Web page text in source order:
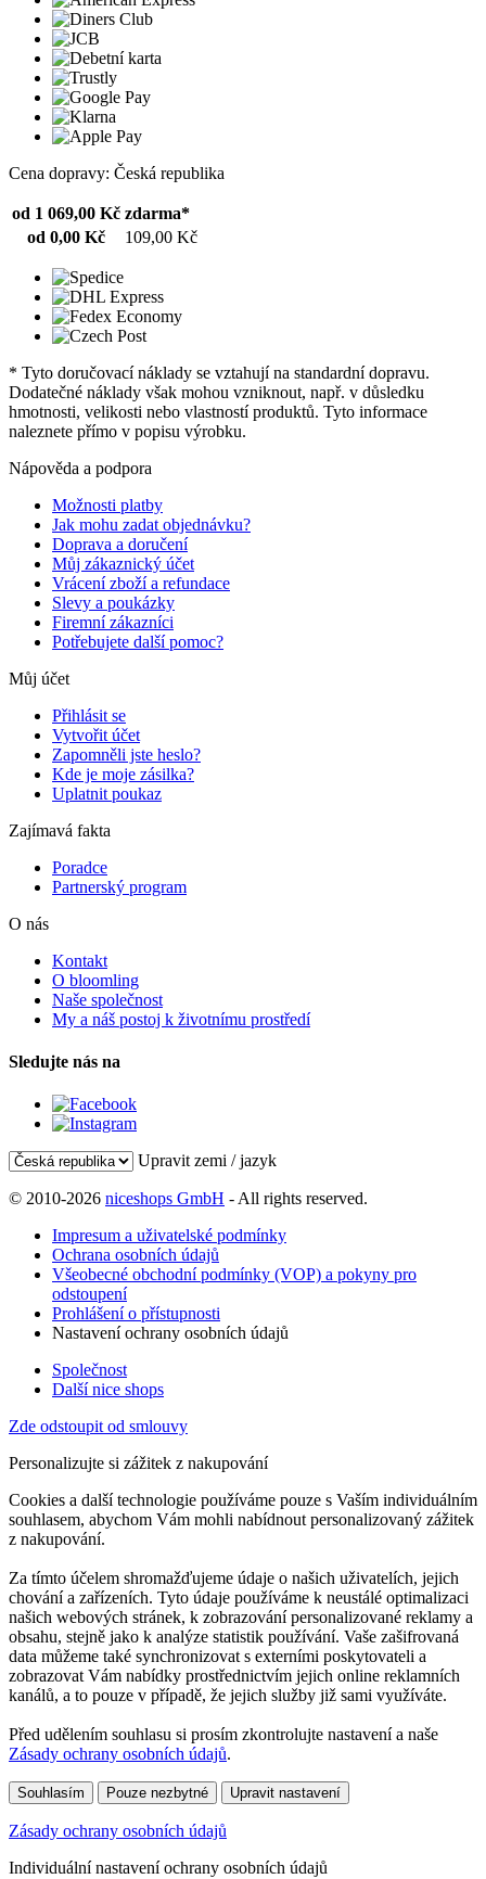
Cena dopravy: Česká republika
od 1 069,00 Kč zdarma*
od 0,00 Kč
109,00 Kč
* Tyto doručovací náklady se vztahují na standardní dopravu.
Dodatečné náklady však mohou vzniknout, např. v důsledku
hmotnosti, velikosti nebo vlastností produktů. Tyto informace
naleznete přímo v popisu výrobku.
Nápověda a podpora
Možnosti platby
Jak mohu zadat objednávku?
Doprava a doručení
Můj zákaznický účet
Vrácení zboží a refundace
Slevy a poukázky
Firemní zákazníci
Potřebujete další pomoc?
Můj účet
Přihlásit se
Vytvořit účet
Zapomněli jste heslo?
Kde je moje zásilka?
Uplatnit poukaz
Zajímavá fakta
Poradce
Partnerský program
O nás
Kontakt
O bloomling
Naše společnost
My a náš postoj k životnímu prostředí
Sledujte nás na
Upravit zemi / jazyk
© 2010-2026 niceshops GmbH - All rights reserved.
Impresum a uživatelské podmínky
Ochrana osobních údajů
Všeobecné obchodní podmínky (VOP) a pokyny pro
odstoupení
Prohlášení o přístupnosti
Nastavení ochrany osobních údajů
Společnost
Další nice shops
Zde odstoupit od smlouvy
Personalizujte si zážitek z nakupování
Cookies a další technologie používáme pouze s Vaším individuálním
souhlasem, abychom Vám mohli nabídnout personalizovaný zážitek
z nakupování.
Za tímto účelem shromažďujeme údaje o našich uživatelích, jejich
chování a zařízeních. Tyto údaje používáme k neustálé optimalizaci
našich webových stránek, k zobrazování personalizované reklamy a
obsahu, stejně jako k analýze statistik používání. Vaše zašifrovaná
data můžeme také synchronizovat s externími poskytovateli a
zobrazovat Vám nabídky prostřednictvím jejich online reklamních
kanálů, a to pouze v případě, že jejich služby již sami využíváte.
Před udělením souhlasu si prosím zkontrolujte nastavení a naše
Zásady ochrany osobních údajů.
Souhlasím Pouze nezbytné Upravit nastavení
Zásady ochrany osobních údajů
Individuální nastavení ochrany osobních údajů